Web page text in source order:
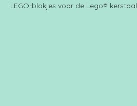
LEGO-blokjes voor de Lego® kerstbal.